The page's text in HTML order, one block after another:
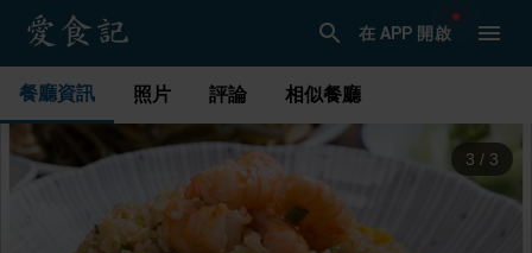
在 APP 開啟
餐廳資訊 照片 評論 相似餐廳
1 / 3